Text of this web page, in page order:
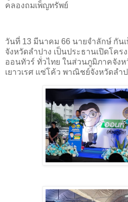
คลองถมเพ็ญทรัพย์
วันที่ 13 มีนาคม 66 นายจำลักษ์ กัน
จังหวัดลำปาง เป็นประธานเปิดโคร
ออนทัวร์ ทั่วไทย ในส่วนภูมิภาคจังห
เยาวเรศ แซ่โค้ว พาณิชย์จังหวัดลำ